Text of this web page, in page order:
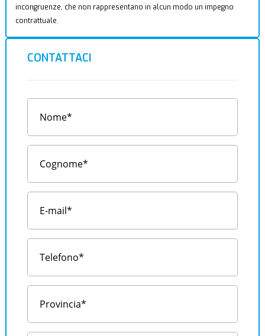
incongruenze, che non rappresentano in alcun modo un impegno
contrattuale.
CONTATTACI